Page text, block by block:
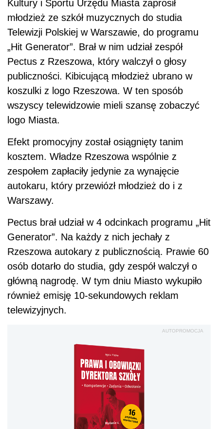
Kultury i Sportu Urzędu Miasta zaprosił
młodzież ze szkół muzycznych do studia
Telewizji Polskiej w Warszawie, do programu
„Hit Generator”. Brał w nim udział zespół
Pectus z Rzeszowa, który walczył o głosy
publiczności. Kibicującą młodzież ubrano w
koszulki z logo Rzeszowa. W ten sposób
wszyscy telewidzowie mieli szansę zobaczyć
logo Miasta.
Efekt promocyjny został osiągnięty tanim
kosztem. Władze Rzeszowa wspólnie z
zespołem zapłaciły jedynie za wynajęcie
autokaru, który przewiózł młodzież do i z
Warszawy.
Pectus brał udział w 4 odcinkach programu „Hit
Generator”. Na każdy z nich jechały z
Rzeszowa autokary z publicznością. Prawie 60
osób dotarło do studia, gdy zespół walczył o
główną nagrodę. W tym dniu Miasto wykupiło
również emisję 10-sekundowych reklam
telewizyjnych.
AUTOPROMOCJA